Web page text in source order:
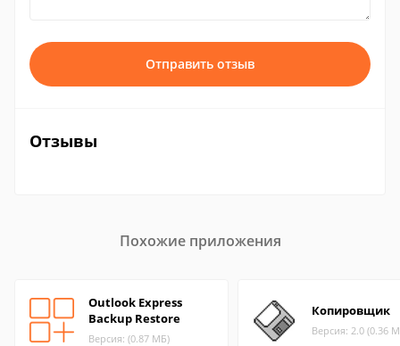
Отправить отзыв
Отзывы
Похожие приложения
Outlook Express
Backup Restore
Версия: (0.87 МБ)
Копировщик
Версия: 2.0 (0.36